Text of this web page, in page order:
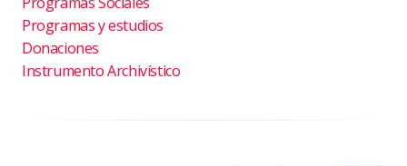
Programas y estudios
Donaciones
Instrumento Archivístico